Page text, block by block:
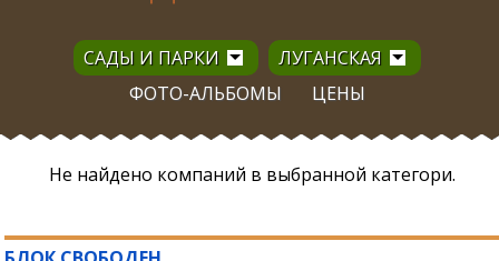
САДЫ И ПАРКИ
ЛУГАНСКАЯ
ФОТО-АЛЬБОМЫ
ЦЕНЫ
Не найдено компаний в выбранной категори.